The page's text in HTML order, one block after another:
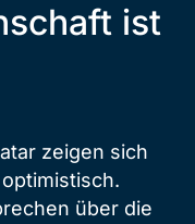
ist
zeigen sich
über die